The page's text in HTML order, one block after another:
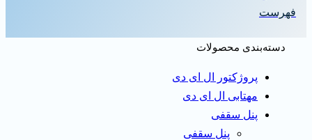
فهرست
دسته‌بندی محصولات
پروژکتور ال ای دی
مهتابی ال ای دی
پنل سقفی
پنل سقفی